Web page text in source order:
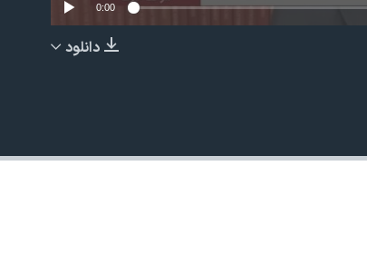
EMBED
0:00
دانلود